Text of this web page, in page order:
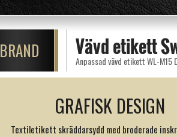
BRAND Vävd etikett
Anpassad vävd etikett WL-
GRAFISK DESIGN
Textiletikett skräddarsydd med broderade